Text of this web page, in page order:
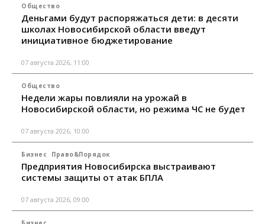
Общество
Деньгами будут распоряжаться дети: в десяти
школах Новосибирской области введут
инициативное бюджетирование
07 августа 2026, 11:00
Общество
Недели жары повлияли на урожай в
Новосибирской области, но режима ЧС не будет
07 августа 2026, 10:00
Бизнес Право&Порядок
Предприятия Новосибирска выстраивают
системы защиты от атак БПЛА
07 августа 2026, 09:00